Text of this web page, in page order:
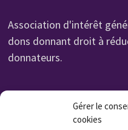
Gérer le
cookies
Association d'intérêt
dons donnant droit à
donnateurs.
Organisme de Formation
Cet enregistrement ne